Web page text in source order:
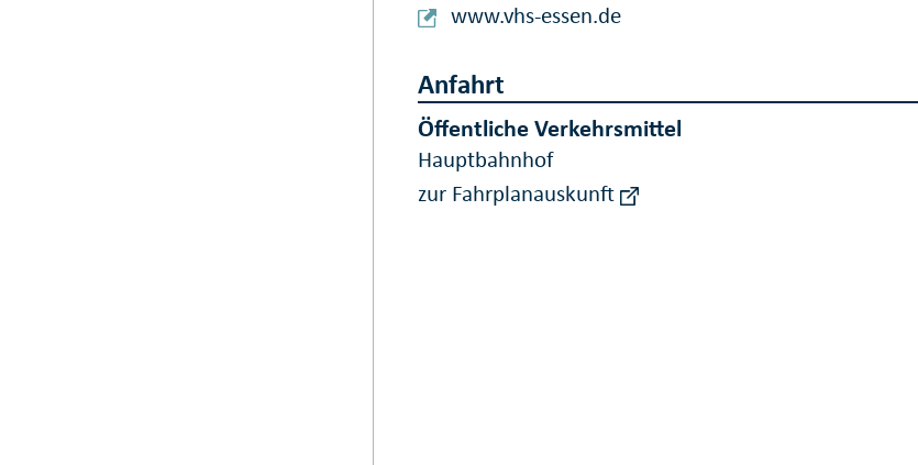
www.vhs-essen.de
Anfahrt
Öffentliche Verkehrsmittel
Hauptbahnhof
zur Fahrplanauskunft